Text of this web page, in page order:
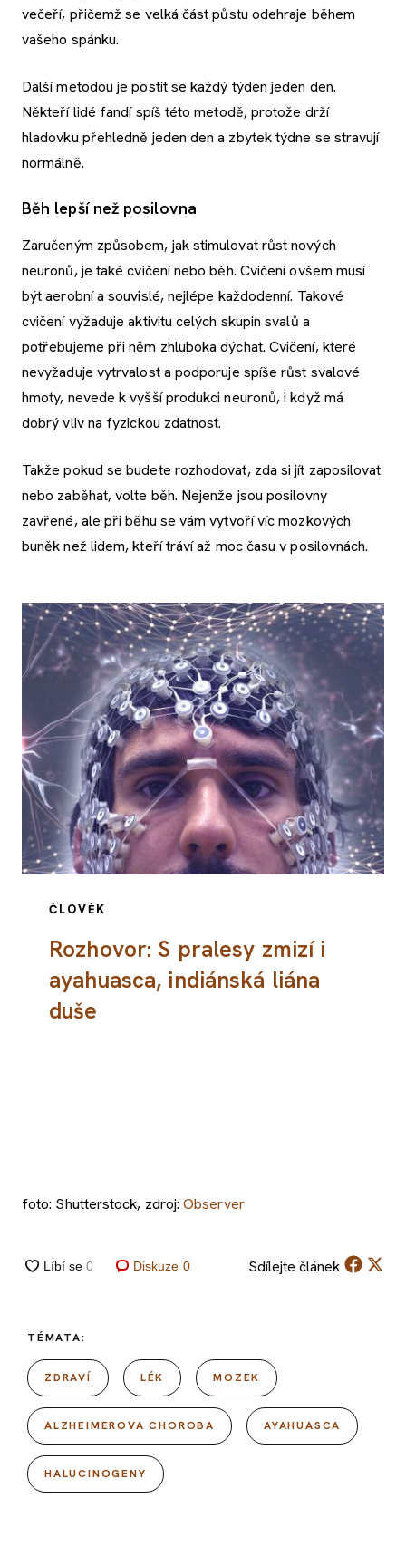
večeří, přičemž se velká část půstu odehraje během
vašeho spánku.
Další metodou je postit se každý týden jeden den.
Někteří lidé fandí spíš této metodě, protože drží
hladovku přehledně jeden den a zbytek týdne se stravují
normálně.
Běh lepší než posilovna
Zaručeným způsobem, jak stimulovat růst nových
neuronů, je také cvičení nebo běh. Cvičení ovšem musí
být aerobní a souvislé, nejlépe každodenní. Takové
cvičení vyžaduje aktivitu celých skupin svalů a
potřebujeme při něm zhluboka dýchat. Cvičení, které
nevyžaduje vytrvalost a podporuje spíše růst svalové
hmoty, nevede k vyšší produkci neuronů, i když má
dobrý vliv na fyzickou zdatnost.
Takže pokud se budete rozhodovat, zda si jít zaposilovat
nebo zaběhat, volte běh. Nejenže jsou posilovny
zavřené, ale při běhu se vám vytvoří víc mozkových
buněk než lidem, kteří tráví až moc času v posilovnách.
ČLOVĚK
Rozhovor: S pralesy zmizí i
ayahuasca, indiánská liána
duše
foto: Shutterstock, zdroj:Observer
Diskuze 0 Sdílejte článek
TÉMATA:
ZDRAVÍ LÉK MOZEK
ALZHEIMEROVA CHOROBA AYAHUASCA
HALUCINOGENY